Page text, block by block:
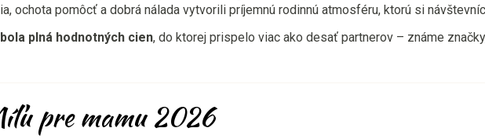
ochota pomôcť a dobrá nálada vytvorili príjemnú rodinnú atmosféru, ktorú si
plná hodnotných cien, do ktorej prispelo viac ako desať partnerov – známe
pre mamu 2026